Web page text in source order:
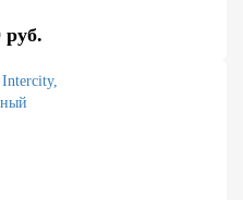
руб.